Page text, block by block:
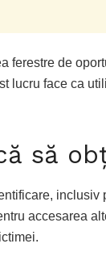
ferestre de
lucru face ca
să
inclusiv
accesarea